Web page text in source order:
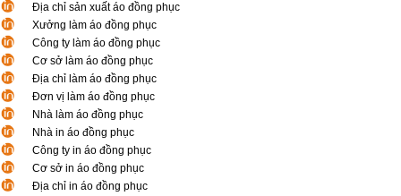
Địa chỉ sản xuất áo đồng phục
Xưởng làm áo đồng phục
Công ty làm áo đồng phục
Cơ sở làm áo đồng phục
Địa chỉ làm áo đồng phục
Đơn vị làm áo đồng phục
Nhà làm áo đồng phục
Nhà in áo đồng phục
Công ty in áo đồng phục
Cơ sở in áo đồng phục
Địa chỉ in áo đồng phục